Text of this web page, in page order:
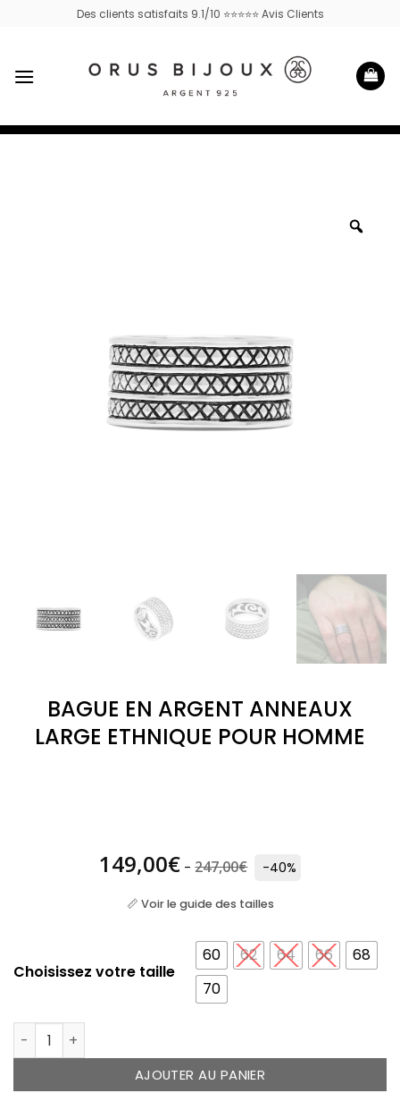
Des clients satisfaits 9.1/10 ⭐⭐⭐⭐⭐ Avis Clients
BAGUE EN ARGENT ANNEAUX
LARGE ETHNIQUE POUR HOMME
149,00€ -247,00€ -40%
📏 Voir le guide des tailles
Choisissez votre taille
60 62 64 66
68
70
quantité de Bague en argent anneaux large
AJOUTER AU PANIER